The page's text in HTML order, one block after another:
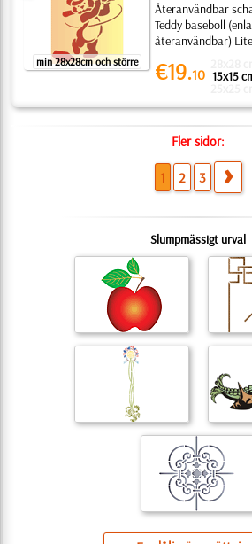
min 28x28cm och större
Återanvändbar
Teddy baseboll
återanvändbar)
€19.10 15x15
Fler sidor:
1 2 3
Slumpmässigt urval